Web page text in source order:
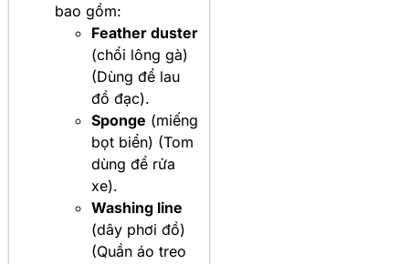
bao gồm:
Feather duster
(chổi lông gà)
(Dùng để lau
đồ đạc).
Sponge (miếng
bọt biển) (Tom
dùng để rửa
xe).
Washing line
(dây phơi đồ)
(Quần áo treo